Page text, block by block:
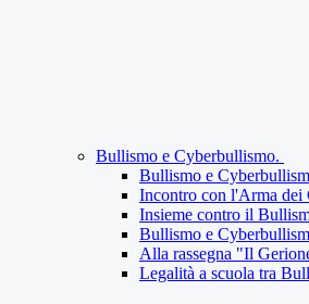
Bullismo e Cyberbullismo.
Bullismo e
Incontro con l'Arma dei
Insieme contro il
Bullismo e
Alla rassegna "Il
Legalità a scuola tra